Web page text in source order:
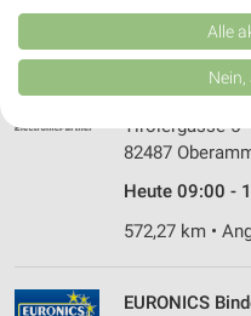
EP:Ott
Tirolergasse 5
82487
Heute 09:00 -
572,27 km •
EURONICS
Kombinationen von Daten aus
Verbesserung der Angebote.
von Inhalten.
Daten können außerhalb der
Website/App.
Partnerliste anzeigen (1 IAB-
Wir nutzen Ihre Daten für folgende
IAB-Verarbeitungszwecke:
Alle